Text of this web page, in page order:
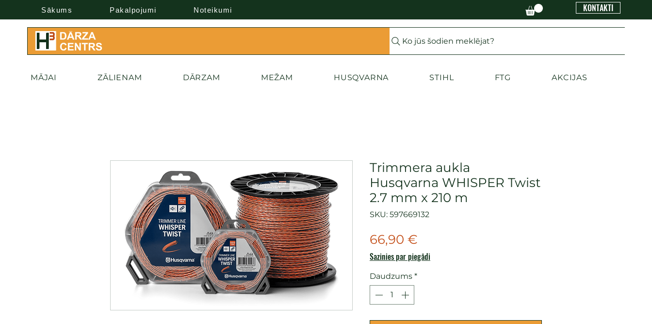
Sākums Pakalpojumi Noteikumi KONTAKTI
Ko jūs šodien meklējat?
MĀJAI ZĀLIENAM DĀRZAM MEŽAM HUSQVARNA STIHL FTG AKCIJAS
Trimmera aukla
Husqvarna WHISPER Twist
2.7 mm x 210 m
SKU: 597669132
66,90 €
Sazinies par piegādi
Daudzums *